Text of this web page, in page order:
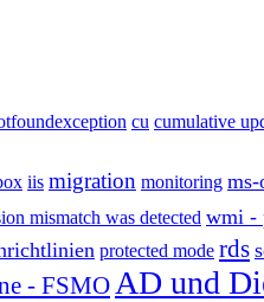
cu cumulative
iis migration monitoring
mismatch was detected wmi -
protected mode rds
- FSMO AD und